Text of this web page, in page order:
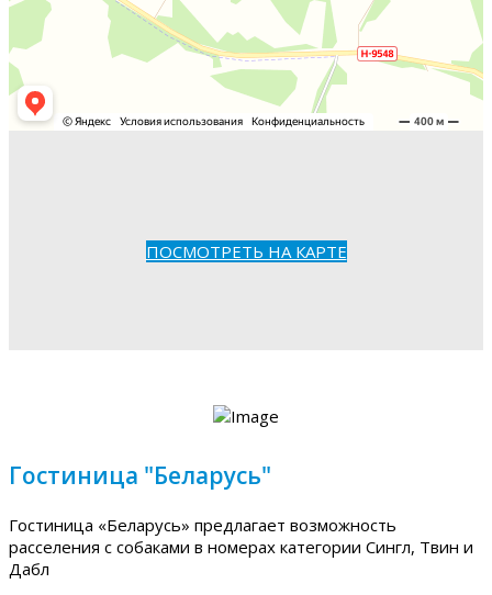
ПОСМОТРЕТЬ НА КАРТЕ
Гостиница "Беларусь"
Гостиница «Беларусь» предлагает возможность
расселения с собаками в номерах категории Сингл, Твин и
Дабл